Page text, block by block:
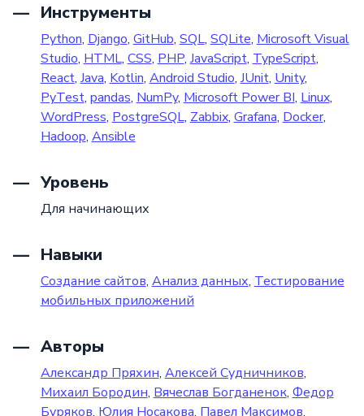
Инструменты
Python, Django, GitHub, SQL, SQLite, Microsoft Visual
Studio, HTML, CSS, PHP, JavaScript, TypeScript,
React, Java, Kotlin, Android Studio, JUnit, Unity,
PyTest, pandas, NumPy, Microsoft Power BI, Linux,
WordPress, PostgreSQL, Zabbix, Grafana, Docker,
Hadoop, Ansible
Уровень
Для начинающих
Навыки
Создание сайтов, Анализ данных, Тестирование
мобильных приложений
Авторы
Александр Пряхин, Алексей Судничников,
Михаил Бородин, Вячеслав Богданенок, Федор
Буряков, Юлия Носакова, Павел Максимов,